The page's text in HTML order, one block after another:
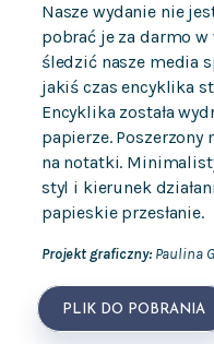
Nasze wydanie nie
pobrać je za darmo w
śledzić nasze media
jakiś czas encyklika
Encyklika została
papierze.
na notatki.
styl i kierunek
papieskie przesłanie.
Projekt graficzny: Paulina
PLIK DO POBRANIA